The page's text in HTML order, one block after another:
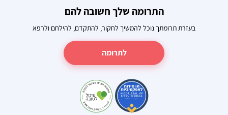
התרומה שלך חשובה להם
בעזרת תרומתך נוכל להמשיך לחקור, להתקדם, להילחם ולרפא
לתרומה